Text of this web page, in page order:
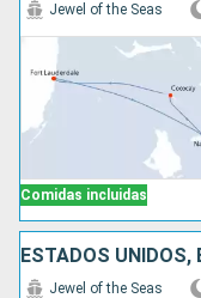
Comidas incluidas
Jewel of the Seas
ESTADOS UNIDOS,
Jewel of the Seas